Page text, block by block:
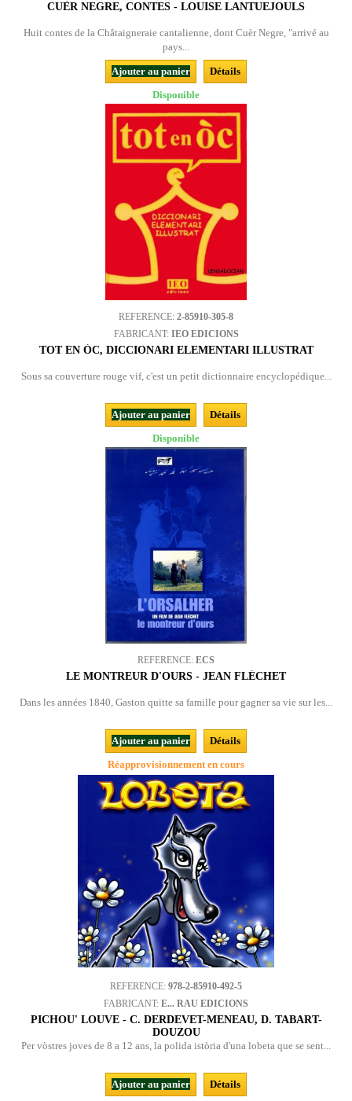
CUÈR NEGRE, CONTES - LOUISE LANTUEJOULS
Huit contes de la Châtaigneraie cantalienne, dont Cuèr Negre, "arrivé au
pays...
Ajouter au panier
Détails
Disponible
REFERENCE: 2-85910-305-8
FABRICANT: IEO EDICIONS
TOT EN ÒC, DICCIONARI ELEMENTARI ILLUSTRAT
Sous sa couverture rouge vif, c'est un petit dictionnaire encyclopédique...
Ajouter au panier
Détails
Disponible
REFERENCE: ECS
LE MONTREUR D'OURS - JEAN FLÉCHET
Dans les années 1840, Gaston quitte sa famille pour gagner sa vie sur les...
Ajouter au panier
Détails
Réapprovisionnement en cours
REFERENCE: 978-2-85910-492-5
FABRICANT: E... RAU EDICIONS
PICHOU' LOUVE - C. DERDEVET-MENEAU, D. TABART-
DOUZOU
Per vòstres joves de 8 a 12 ans, la polida istòria d'una lobeta que se sent...
Ajouter au panier
Détails